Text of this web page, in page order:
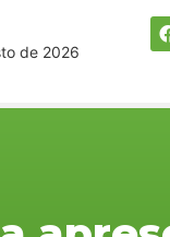
de 2026